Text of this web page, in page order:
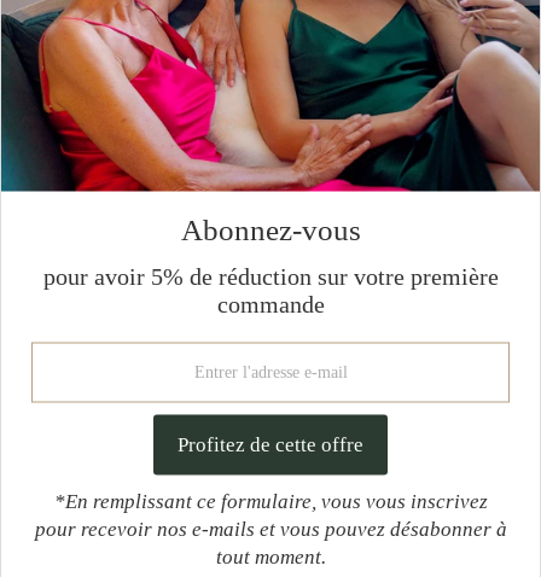
L'origine et nos savoir faire de la soie
Les vertus de la soie
Abonnez-vous pour avoir 5% de
réduction sur votre première commande
Abonnez-vous
pour avoir 5% de réduction sur votre première
commande
*En remplissant ce formulaire, vous vous inscrivez
pour recevoir nos e-mails et vous pouvez désabonner à
tout moment.